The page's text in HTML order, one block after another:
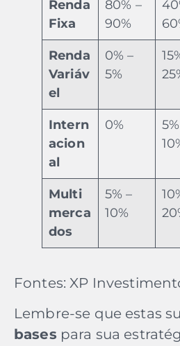
Renda
Fixa
80% –
90%
Renda
Variáv
el
0% –
5%
Intern
acion
al
0%
Multi
merca
dos
5% –
10%
Fontes: XP
Lembre-se que estas
bases para sua